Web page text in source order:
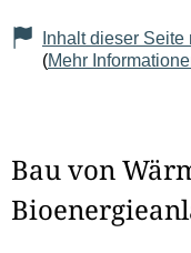
Inhalt dieser Seite
(Mehr
Bau von